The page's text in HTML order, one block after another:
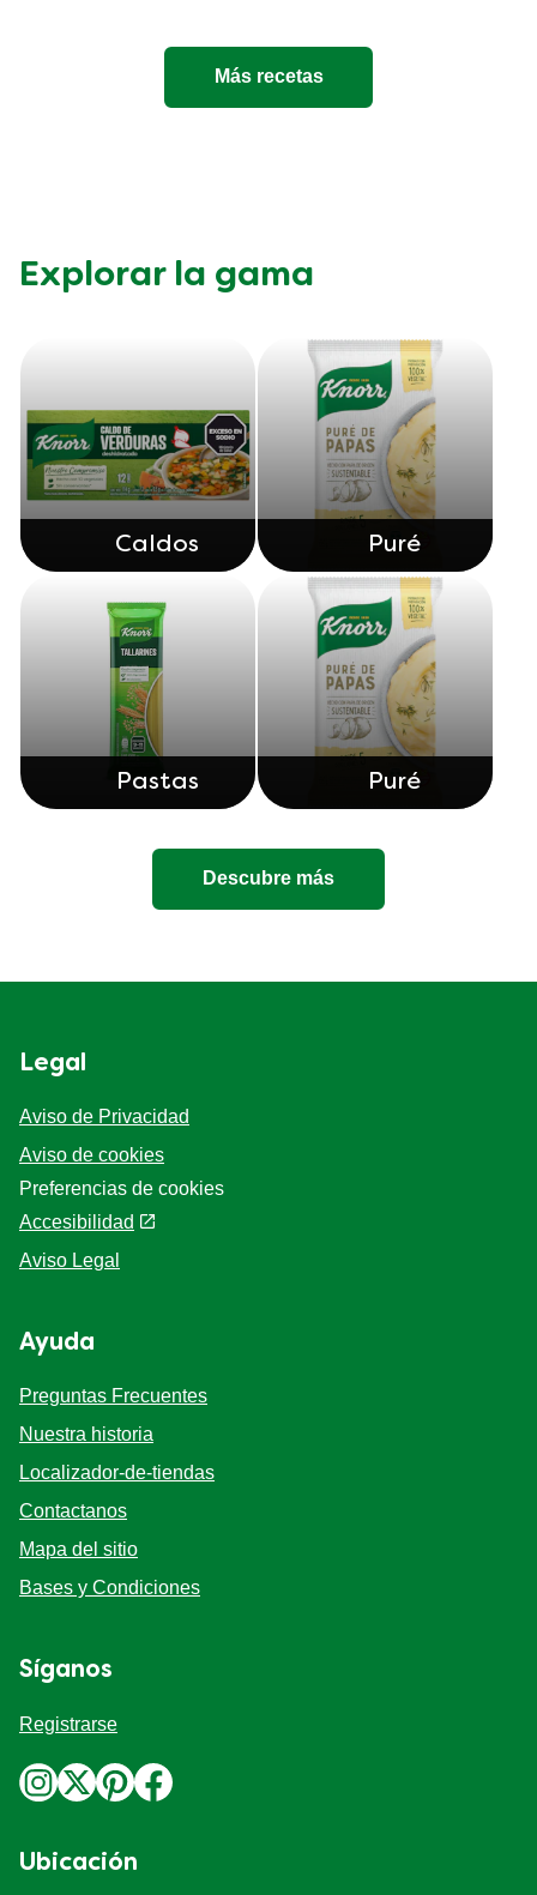
Más recetas
Explorar la gama
Caldos Puré
Pastas Puré
Descubre más
Legal
Aviso de Privacidad
Aviso de cookies
Preferencias de cookies
Accesibilidad
Aviso Legal
Ayuda
Preguntas Frecuentes
Nuestra historia
Localizador-de-tiendas
Contactanos
Mapa del sitio
Bases y Condiciones
Síganos
Registrarse
Ubicación